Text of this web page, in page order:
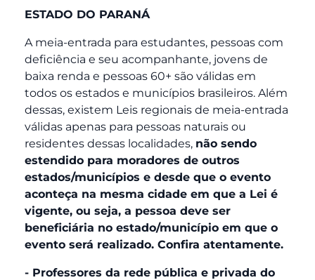
ESTADO DO PARANÁ
A meia-entrada para estudantes, pessoas com
deficiência e seu acompanhante, jovens de
baixa renda e pessoas 60+ são válidas em
todos os estados e municípios brasileiros. Além
dessas, existem Leis regionais de meia-entrada
válidas apenas para pessoas naturais ou
residentes dessas localidades, não sendo
estendido para moradores de outros
estados/municípios e desde que o evento
aconteça na mesma cidade em que a Lei é
vigente, ou seja, a pessoa deve ser
beneficiária no estado/município em que o
evento será realizado. Confira atentamente.
- Professores da rede pública e privada do